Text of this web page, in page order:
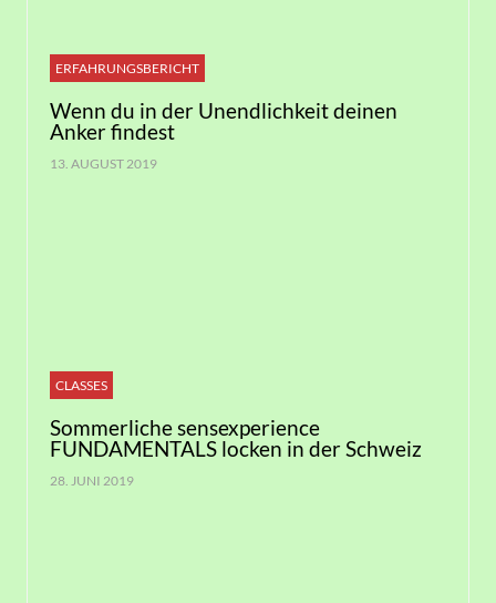
ERFAHRUNGSBERICHT
Wenn du in der Unendlichkeit deinen
Anker findest
13. AUGUST 2019
CLASSES
Sommerliche sensexperience
FUNDAMENTALS locken in der Schweiz
28. JUNI 2019